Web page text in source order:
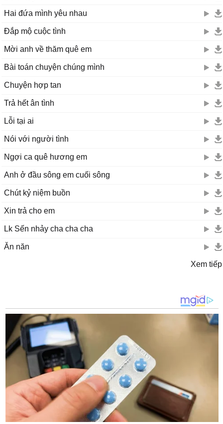
Hai đứa mình yêu nhau
Đắp mộ cuộc tình
Mời anh về thăm quê em
Bài toán chuyện chúng mình
Chuyện hợp tan
Trả hết ân tình
Lỗi tại ai
Nói với người tình
Ngợi ca quê hương em
Anh ở đầu sông em cuối sông
Chút kỷ niệm buồn
Xin trả cho em
Lk Sến nhảy cha cha cha
Ăn năn
Xem tiếp